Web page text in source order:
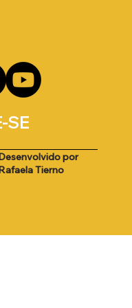
SE
por
Tierno